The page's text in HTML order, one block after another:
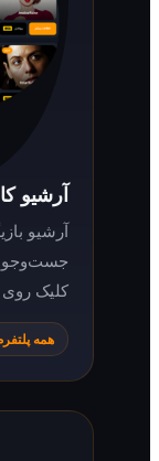
آرشیو
آرشیو بازیگران و
جست‌وجو در سایت
کلیک روی بازیگر،
همه پلتفرم‌ها